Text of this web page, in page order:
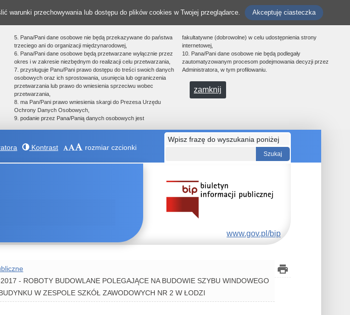
warunki przechowywania lub dostępu do plików cookies w Twojej przeglądarce. Akceptuję ciasteczka
5. Pana/Pani dane osobowe nie będą przekazywane do państwa
trzeciego ani do organizacji międzynarodowej,
6. Pana/Pani dane osobowe będą przetwarzane wyłącznie przez
okres i w zakresie niezbędnym do realizacji celu przetwarzania,
7. przysługuje Panu/Pani prawo dostępu do treści swoich danych
osobowych oraz ich sprostowania, usunięcia lub ograniczenia
przetwarzania lub prawo do wniesienia sprzeciwu wobec
przetwarzania,
8. ma Pan/Pani prawo wniesienia skargi do Prezesa Urzędu
Ochrony Danych Osobowych,
9. podanie przez Pana/Panią danych osobowych jest
fakultatywne (dobrowolne) w celu udostępnienia strony
internetowej,
10. Pana/Pani dane osobowe nie będą podlegały
zautomatyzowanym procesom podejmowania decyzji przez
Administratora, w tym profilowaniu.
zamknij
Kontrast rozmiar czcionki
Wpisz frazę do wyszukania poniżej
www.gov.pl/bip
- ROBOTY BUDOWLANE POLEGAJĄCE NA BUDOWIE SZYBU WINDOWEGO
W ZESPOLE SZKÓŁ ZAWODOWYCH NR 2 W ŁODZI